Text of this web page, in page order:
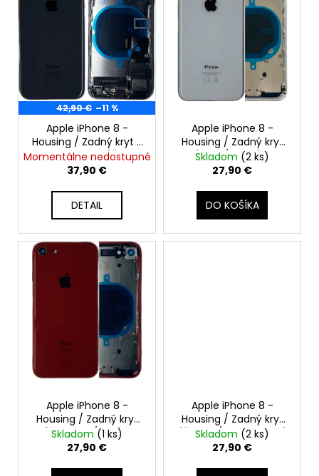
o
d
u
k
t
o
s
p
r
o
d 42,90 € –11 %
Apple iPhone 8 -
Housing / Zadný kryt s
malými dielmi (Čierny
/ Space Gray) -
Momentálne nedostupné
37,90 €
DETAIL
Apple iPhone 8 -
Housing / Zadný kryt
(Biely / Silver) -
Original Apple
Skladom (2 ks)
27,90 €
DO KOŠÍKA
Apple iPhone 8 -
Housing / Zadný kryt
(Červený / RED) -
Original Apple
Skladom (1 ks)
27,90 €
Apple iPhone 8 -
Housing / Zadný kryt
(Čierny / Space Gray)
- Original Apple
Skladom (2 ks)
27,90 €
d
p
o
r
ú
č
a
IPHONE
ORIGINÁLNA
BATÉRIA
3227MAH
(ZDRAVIE
BATÉRIE:
100%
HLÁSENIA
NEZNÁMOM
DIELE)
Pôvodne:
54,90